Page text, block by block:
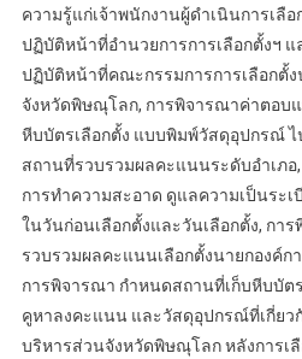
ความรู้แก่เจ้าพนักงานผู้ดำเนินการเลือ
ปฏิบัติหน้าที่อำนวยการการเลือกตั้งฯ แ
ปฏิบัติหน้าที่คณะกรรมการการเลือกตั้
จังหวัดพิษณุโลก, การพิจารณาค่าตอบ
หีบบัตรเลือกตั้ง แบบพิมพ์วัสดุอุปกรณ์ ไ
สถานที่รวบรวมผลคะแนนระดับอำเภ
การทำความสะอาด ดูแลความเป็นระเ
ในวันก่อนเลือกตั้งและวันเลือกตั้ง, กา
รวบรวมผลคะแนนเลือกตั้งนายกองค์
การพิจารณา กำหนดสถานที่เก็บหีบบัต
คูหาลงคะแนน และวัสดุอุปกรณ์ที่เกี่ยว
บริหารส่วนจังหวัดพิษณุโลก หลังการเ